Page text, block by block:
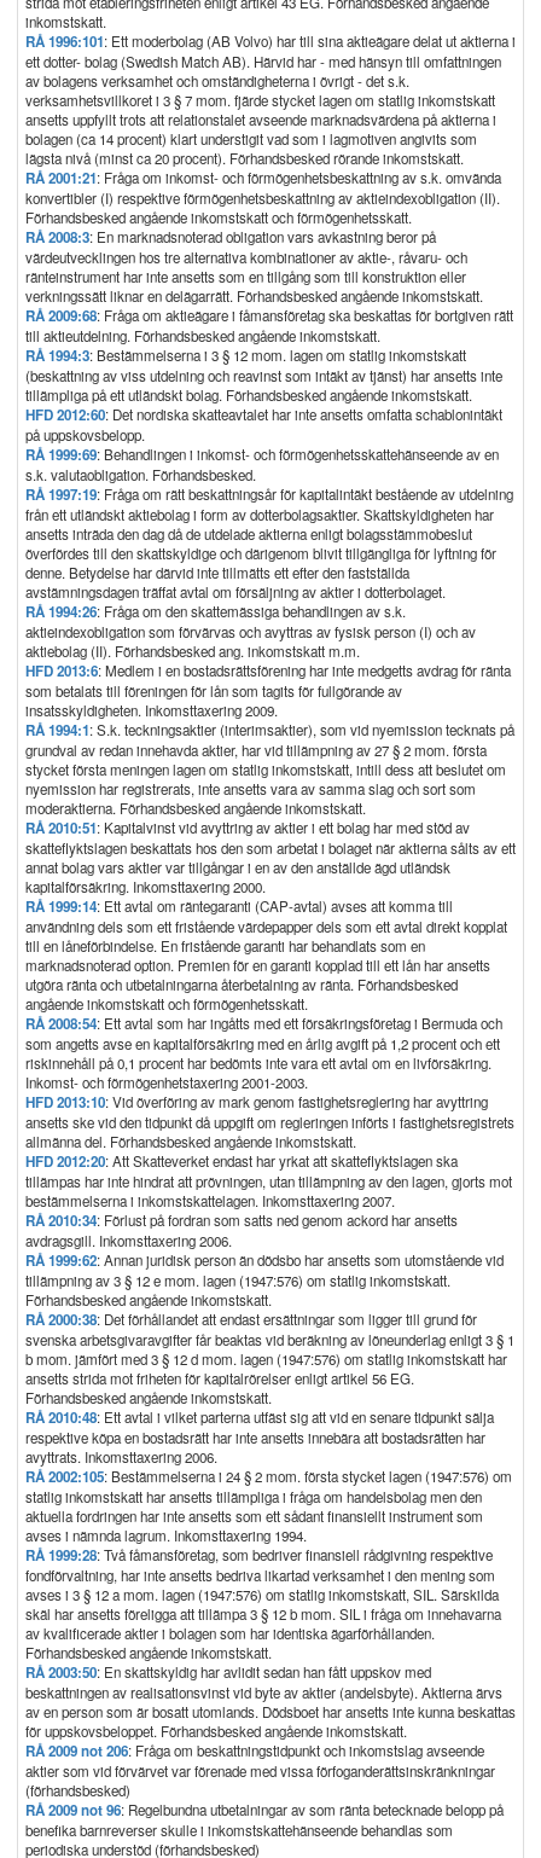
inkomstskatt.
RÅ 1996:101: Ett moderbolag (AB Volvo) har till sina aktieägare delat ut aktierna i
ett dotter- bolag (Swedish Match AB). Härvid har - med hänsyn till omfattningen
av bolagens verksamhet och omständigheterna i övrigt - det s.k.
verksamhetsvillkoret i 3 § 7 mom. fjärde stycket lagen om statlig inkomstskatt
ansetts uppfyllt trots att relationstalet avseende marknadsvärdena på aktierna i
bolagen (ca 14 procent) klart understigit vad som i lagmotiven angivits som
lägsta nivå (minst ca 20 procent). Förhandsbesked rörande inkomstskatt.
RÅ 2001:21: Fråga om inkomst- och förmögenhetsbeskattning av s.k. omvända
konvertibler (I) respektive förmögenhetsbeskattning av aktieindexobligation (II).
Förhandsbesked angående inkomstskatt och förmögenhetsskatt.
RÅ 2008:3: En marknadsnoterad obligation vars avkastning beror på
värdeutvecklingen hos tre alternativa kombinationer av aktie-, råvaru- och
ränteinstrument har inte ansetts som en tillgång som till konstruktion eller
verkningssätt liknar en delägarrätt. Förhandsbesked angående inkomstskatt.
RÅ 2009:68: Fråga om aktieägare i fåmansföretag ska beskattas för bortgiven rätt
till aktieutdelning. Förhandsbesked angående inkomstskatt.
RÅ 1994:3: Bestämmelserna i 3 § 12 mom. lagen om statlig inkomstskatt
(beskattning av viss utdelning och reavinst som intäkt av tjänst) har ansetts inte
tillämpliga på ett utländskt bolag. Förhandsbesked angående inkomstskatt.
HFD 2012:60: Det nordiska skatteavtalet har inte ansetts omfatta schablonintäkt
på uppskovsbelopp.
RÅ 1999:69: Behandlingen i inkomst- och förmögenhetsskattehänseende av en
s.k. valutaobligation. Förhandsbesked.
RÅ 1997:19: Fråga om rätt beskattningsår för kapitalintäkt bestående av utdelning
från ett utländskt aktiebolag i form av dotterbolagsaktier. Skattskyldigheten har
ansetts inträda den dag då de utdelade aktierna enligt bolagsstämmobeslut
överfördes till den skattskyldige och därigenom blivit tillgängliga för lyftning för
denne. Betydelse har därvid inte tillmätts ett efter den fastställda
avstämningsdagen träffat avtal om försäljning av aktier i dotterbolaget.
RÅ 1994:26: Fråga om den skattemässiga behandlingen av s.k.
aktieindexobligation som förvärvas och avyttras av fysisk person (I) och av
aktiebolag (II). Förhandsbesked ang. inkomstskatt m.m.
HFD 2013:6: Medlem i en bostadsrättsförening har inte medgetts avdrag för ränta
som betalats till föreningen för lån som tagits för fullgörande av
insatsskyldigheten. Inkomsttaxering 2009.
RÅ 1994:1: S.k. teckningsaktier (interimsaktier), som vid nyemission tecknats på
grundval av redan innehavda aktier, har vid tillämpning av 27 § 2 mom. första
stycket första meningen lagen om statlig inkomstskatt, intill dess att beslutet om
nyemission har registrerats, inte ansetts vara av samma slag och sort som
moderaktierna. Förhandsbesked angående inkomstskatt.
RÅ 2010:51: Kapitalvinst vid avyttring av aktier i ett bolag har med stöd av
skatteflyktslagen beskattats hos den som arbetat i bolaget när aktierna sålts av ett
annat bolag vars aktier var tillgångar i en av den anställde ägd utländsk
kapitalförsäkring. Inkomsttaxering 2000.
RÅ 1999:14: Ett avtal om räntegaranti (CAP-avtal) avses att komma till
användning dels som ett fristående värdepapper dels som ett avtal direkt kopplat
till en låneförbindelse. En fristående garanti har behandlats som en
marknadsnoterad option. Premien för en garanti kopplad till ett lån har ansetts
utgöra ränta och utbetalningarna återbetalning av ränta. Förhandsbesked
angående inkomstskatt och förmögenhetsskatt.
RÅ 2008:54: Ett avtal som har ingåtts med ett försäkringsföretag i Bermuda och
som angetts avse en kapitalförsäkring med en årlig avgift på 1,2 procent och ett
riskinnehåll på 0,1 procent har bedömts inte vara ett avtal om en livförsäkring.
Inkomst- och förmögenhetstaxering 2001-2003.
HFD 2013:10: Vid överföring av mark genom fastighetsreglering har avyttring
ansetts ske vid den tidpunkt då uppgift om regleringen införts i fastighetsregistrets
allmänna del. Förhandsbesked angående inkomstskatt.
HFD 2012:20: Att Skatteverket endast har yrkat att skatteflyktslagen ska
tillämpas har inte hindrat att prövningen, utan tillämpning av den lagen, gjorts mot
bestämmelserna i inkomstskattelagen. Inkomsttaxering 2007.
RÅ 2010:34: Förlust på fordran som satts ned genom ackord har ansetts
avdragsgill. Inkomsttaxering 2006.
RÅ 1999:62: Annan juridisk person än dödsbo har ansetts som utomstående vid
tillämpning av 3 § 12 e mom. lagen (1947:576) om statlig inkomstskatt.
Förhandsbesked angående inkomstskatt.
RÅ 2000:38: Det förhållandet att endast ersättningar som ligger till grund för
svenska arbetsgivaravgifter får beaktas vid beräkning av löneunderlag enligt 3 § 1
b mom. jämfört med 3 § 12 d mom. lagen (1947:576) om statlig inkomstskatt har
ansetts strida mot friheten för kapitalrörelser enligt artikel 56 EG.
Förhandsbesked angående inkomstskatt.
RÅ 2010:48: Ett avtal i vilket parterna utfäst sig att vid en senare tidpunkt sälja
respektive köpa en bostadsrätt har inte ansetts innebära att bostadsrätten har
avyttrats. Inkomsttaxering 2006.
RÅ 2002:105: Bestämmelserna i 24 § 2 mom. första stycket lagen (1947:576) om
statlig inkomstskatt har ansetts tillämpliga i fråga om handelsbolag men den
aktuella fordringen har inte ansetts som ett sådant finansiellt instrument som
avses i nämnda lagrum. Inkomsttaxering 1994.
RÅ 1999:28: Två fåmansföretag, som bedriver finansiell rådgivning respektive
fondförvaltning, har inte ansetts bedriva likartad verksamhet i den mening som
avses i 3 § 12 a mom. lagen (1947:576) om statlig inkomstskatt, SIL. Särskilda
skäl har ansetts föreligga att tillämpa 3 § 12 b mom. SIL i fråga om innehavarna
av kvalificerade aktier i bolagen som har identiska ägarförhållanden.
Förhandsbesked angående inkomstskatt.
RÅ 2003:50: En skattskyldig har avlidit sedan han fått uppskov med
beskattningen av realisationsvinst vid byte av aktier (andelsbyte). Aktierna ärvs
av en person som är bosatt utomlands. Dödsboet har ansetts inte kunna beskattas
för uppskovsbeloppet. Förhandsbesked angående inkomstskatt.
RÅ 2009 not 206: Fråga om beskattningstidpunkt och inkomstslag avseende
aktier som vid förvärvet var förenade med vissa förfoganderättsinskränkningar
(förhandsbesked)
RÅ 2009 not 96: Regelbundna utbetalningar av som ränta betecknade belopp på
benefika barnreverser skulle i inkomstskattehänseende behandlas som
periodiska understöd (förhandsbesked)